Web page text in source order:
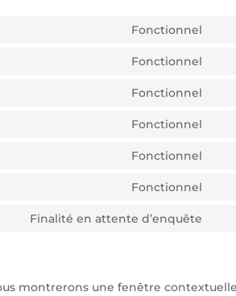
Fonctionnel
Fonctionnel
Fonctionnel
Fonctionnel
Fonctionnel
Fonctionnel
Finalité en attente d’enquête
montrerons une fenêtre contextuelle